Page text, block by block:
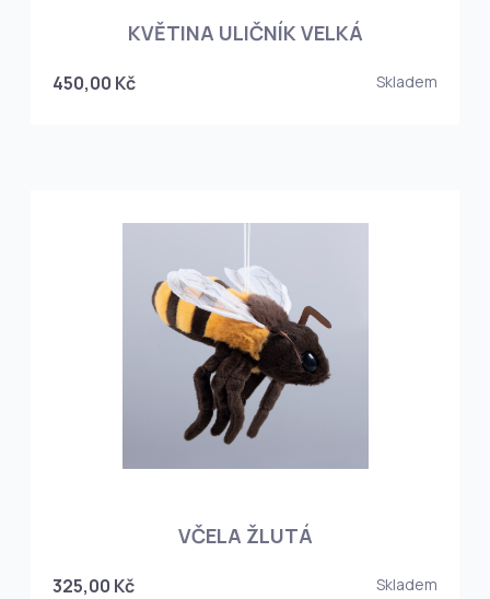
KVĚTINA ULIČNÍK VELKÁ
450,00 Kč Skladem
VČELA ŽLUTÁ
325,00 Kč Skladem